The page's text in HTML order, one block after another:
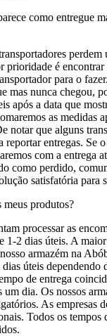
como entregue
prioridade é encontrar
para o
mas nunca chegou,
após a data que
as medidas
notar que alguns
reportar entregas. Se
com a entrega
como perdido,
satisfatória para
produtos?
processar as
1-2 dias úteis. A
armazém na
úteis dependendo
de entrega
dia. Os nossos
As empresas
Todos os tempos